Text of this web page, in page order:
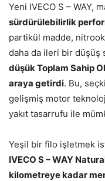
Yeni IVECO S – WAY,
sürdürülebilirlik
partikül madde,
daha da ileri bir düşüş
düşük Toplam Sahip
araya getirdi. Bu,
gelişmiş motor
yakıt tasarrufu ile
Yeşil bir filo işletmek
IVECO S – WAY
kilometreye kadar